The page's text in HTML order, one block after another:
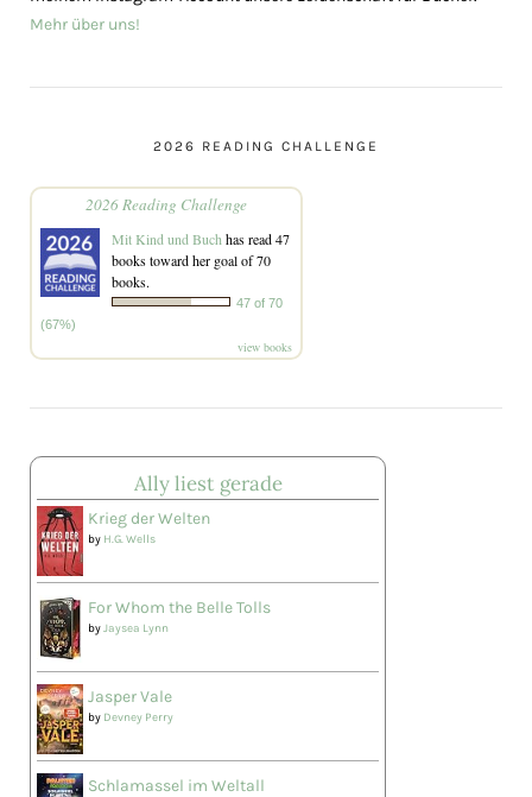
Mehr über uns!
2026 READING CHALLENGE
2026 Reading Challenge
Mit Kind und Buch has read 47
books toward her goal of 70
books.
47 of 70
(67%)
view books
Ally liest gerade
Krieg der Welten
by H.G. Wells
For Whom the Belle Tolls
byJaysea Lynn
Jasper Vale
by Devney Perry
Schlamassel im Weltall